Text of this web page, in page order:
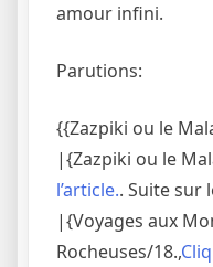
amour infini.
Parutions:
{{Zazpiki ou le
|{Zazpiki ou le
l’article.. Suite sur
|{Voyages aux
Rocheuses/18.,